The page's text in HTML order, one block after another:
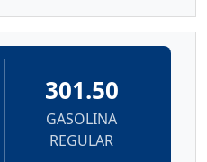
301.50
GASOLINA
REGULAR